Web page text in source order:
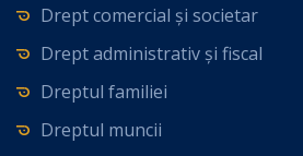
Drept comercial și societar
Drept administrativ și fiscal
Dreptul familiei
Dreptul muncii